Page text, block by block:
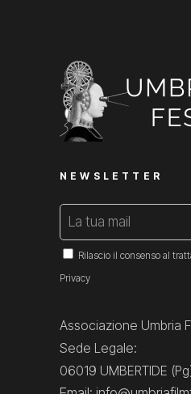
NEWSLETTER
Rilascio il consenso al
Privacy
Associazione Umbria
Sede Legale:
06019 UMBERTIDE